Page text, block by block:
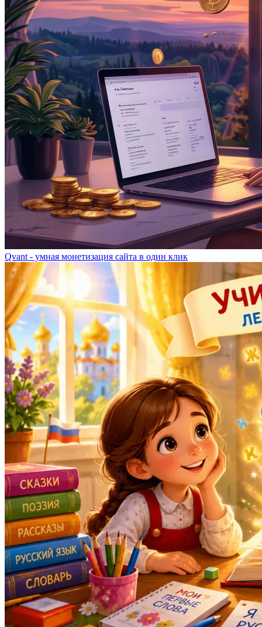
Qvant - умная монетизация сайта в один клик